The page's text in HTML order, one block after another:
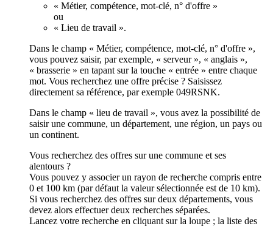
« Métier, compétence, mot-clé, n° d'offre »
ou
« Lieu de travail ».
Dans le champ « Métier, compétence, mot-clé, n° d'offre »,
vous pouvez saisir, par exemple, « serveur », « anglais »,
« brasserie » en tapant sur la touche « entrée » entre chaque
mot. Vous recherchez une offre précise ? Saisissez
directement sa référence, par exemple 049RSNK.
Dans le champ « lieu de travail », vous avez la possibilité de
saisir une commune, un département, une région, un pays ou
un continent.
Vous recherchez des offres sur une commune et ses
alentours ?
Vous pouvez y associer un rayon de recherche compris entre
0 et 100 km (par défaut la valeur sélectionnée est de 10 km).
Si vous recherchez des offres sur deux départements, vous
devez alors effectuer deux recherches séparées.
Lancez votre recherche en cliquant sur la loupe ; la liste des